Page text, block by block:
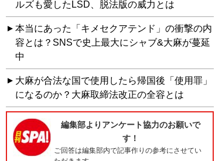
ルズも愛したLSD、脱法版の威力とは
本当にあった「キメセクアテンド」の衝撃の内
容とは？SNSで史上最大にシャブ&大麻が蔓延
中
大麻が合法な国で使用したら帰国後「使用罪」
になるのか？大麻取締法改正の全容とは